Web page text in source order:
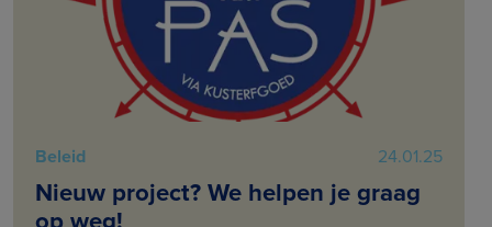
Beleid 24.01.25
Nieuw project? We helpen je graag